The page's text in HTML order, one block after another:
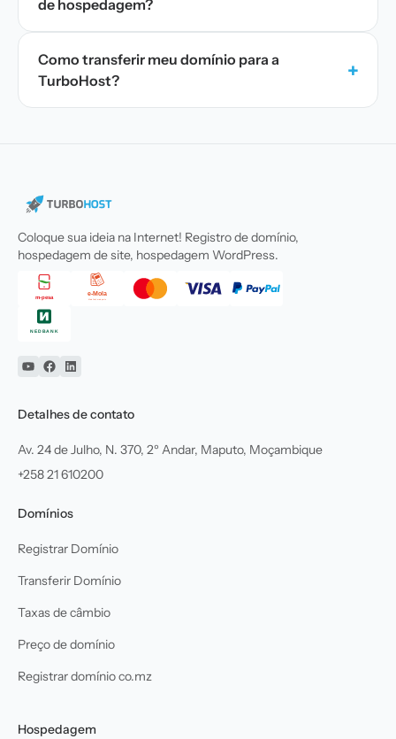
de hospedagem?
Como transferir meu domínio para a
TurboHost?
+
Coloque sua ideia na Internet! Registro de domínio,
hospedagem de site, hospedagem WordPress.
YouTube
Facebook
Linkedin
Detalhes de contato
Av. 24 de Julho, N. 370, 2º Andar, Maputo, Moçambique
+258 21 610200
Domínios
Registrar Domínio
Transferir Domínio
Taxas de câmbio
Preço de domínio
Registrar domínio co.mz
Hospedagem